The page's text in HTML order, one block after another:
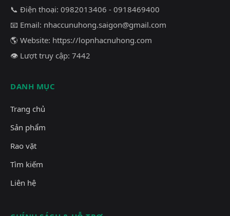
📞 Điện thoại: 0982013406 - 0918469400
📧 Email: nhaccunuhong.saigon@gmail.com
🌎 Website: https://lopnhacnuhong.com
👁 Lượt truy cập: 7442
DANH MỤC
Trang chủ
Sản phẩm
Rao vặt
Tìm kiếm
Liên hệ